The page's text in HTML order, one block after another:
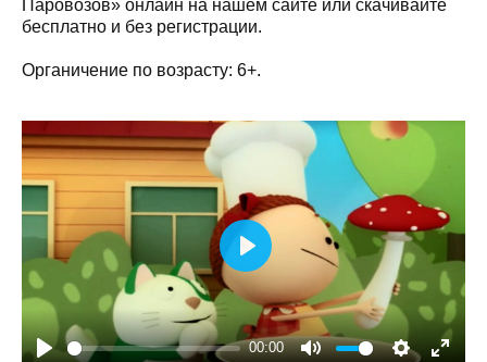
Паровозов» онлайн на нашем сайте или скачивайте
бесплатно и без регистрации.
Органичение по возрасту: 6+.
00:00
Play